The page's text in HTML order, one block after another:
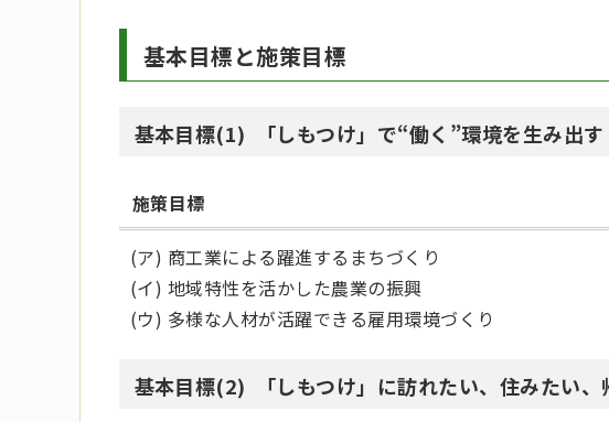
基本目標と施策目標
基本目標(1) 「しもつけ」で“働く”環境を生み出す
施策目標
(ア) 商工業による躍進するまちづくり
(イ) 地域特性を活かした農業の振興
(ウ) 多様な人材が活躍できる雇用環境づくり
基本目標(2) 「しもつけ」に訪れたい、住みたい、